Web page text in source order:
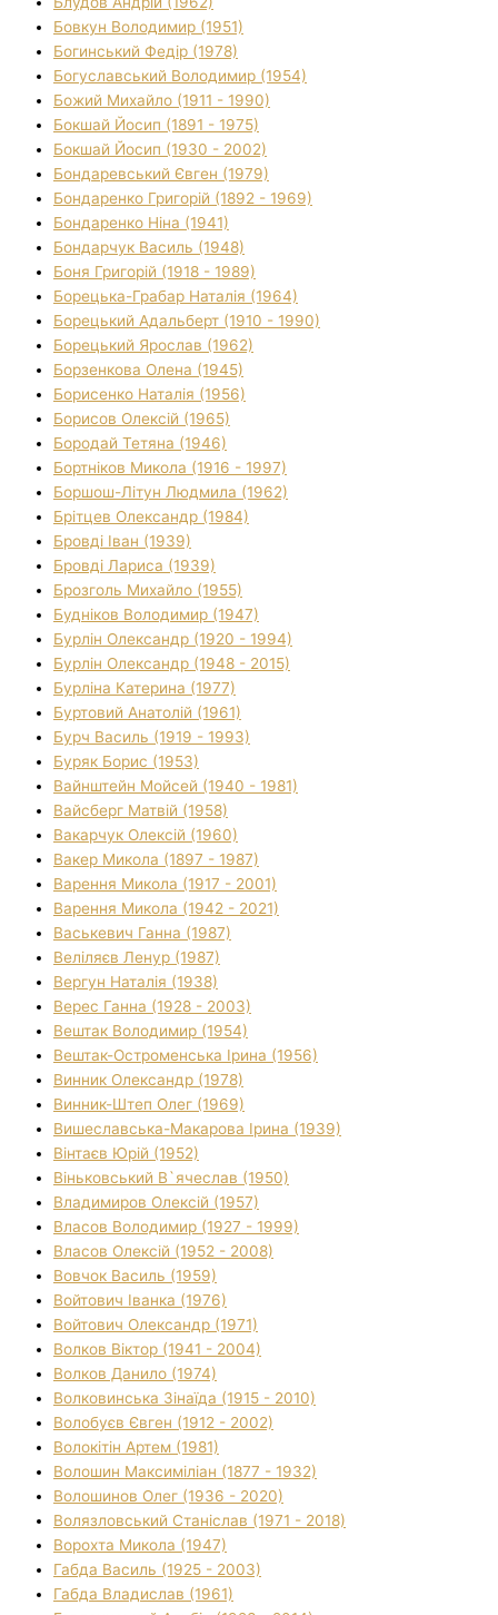
Бовкун Володимир (1951)
Богинський Федір (1978)
Богуславський Володимир (1954)
Божий Михайло (1911 - 1990)
Бокшай Йосип (1891 - 1975)
Бокшай Йосип (1930 - 2002)
Бондаревський Євген (1979)
Бондаренко Григорій (1892 - 1969)
Бондаренко Ніна (1941)
Бондарчук Василь (1948)
Боня Григорій (1918 - 1989)
Борецька-Грабар Наталія (1964)
Борецький Адальберт (1910 - 1990)
Борецький Ярослав (1962)
Борзенкова Олена (1945)
Борисенко Наталія (1956)
Борисов Олексій (1965)
Бородай Тетяна (1946)
Бортніков Микола (1916 - 1997)
Боршош-Літун Людмила (1962)
Брітцев Олександр (1984)
Бровді Іван (1939)
Бровді Лариса (1939)
Брозголь Михайло (1955)
Будніков Володимир (1947)
Бурлін Олександр (1920 - 1994)
Бурлін Олександр (1948 - 2015)
Бурліна Катерина (1977)
Буртовий Анатолій (1961)
Бурч Василь (1919 - 1993)
Буряк Борис (1953)
Вайнштейн Мойсей (1940 - 1981)
Вайсберг Матвій (1958)
Вакарчук Олексій (1960)
Вакер Микола (1897 - 1987)
Варення Микола (1917 - 2001)
Варення Микола (1942 - 2021)
Васькевич Ганна (1987)
Веліляєв Ленур (1987)
Вергун Наталія (1938)
Верес Ганна (1928 - 2003)
Вештак Володимир (1954)
Вештак-Остроменська Ірина (1956)
Винник Олександр (1978)
Винник-Штеп Олег (1969)
Вишеславська-Макарова Ірина (1939)
Вінтаєв Юрій (1952)
Віньковський В`ячеслав (1950)
Владимиров Олексій (1957)
Власов Володимир (1927 - 1999)
Власов Олексій (1952 - 2008)
Вовчок Василь (1959)
Войтович Іванка (1976)
Войтович Олександр (1971)
Волков Віктор (1941 - 2004)
Волков Данило (1974)
Волковинська Зінаїда (1915 - 2010)
Волобуєв Євген (1912 - 2002)
Волокітін Артем (1981)
Волошин Максиміліан (1877 - 1932)
Волошинов Олег (1936 - 2020)
Волязловський Станіслав (1971 - 2018)
Ворохта Микола (1947)
Габда Василь (1925 - 2003)
Габда Владислав (1961)